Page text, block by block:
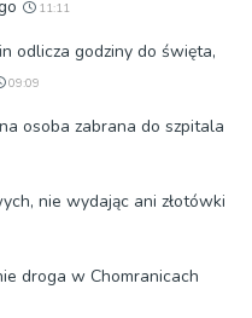
11:11
odlicza godziny do święta,
09:09
osoba zabrana do szpitala
nie wydając ani złotówki
droga w Chomranicach